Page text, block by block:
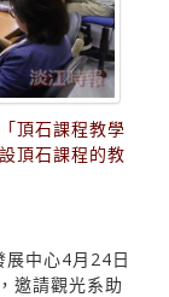
頂石課程教學
頂石課程的教
展中心4月24日
邀請觀光系助